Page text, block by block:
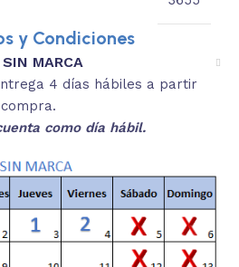
y Condiciones
MARCA
4 días hábiles a partir
como día hábil.